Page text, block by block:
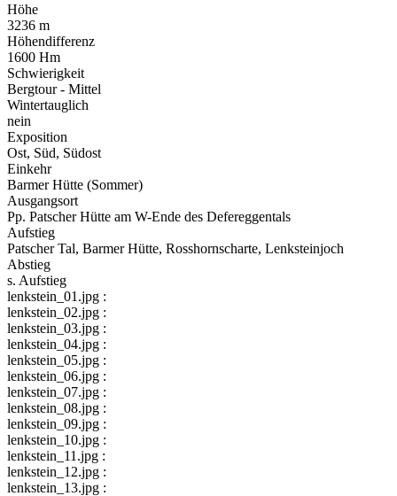
Höhe
3236 m
Höhendifferenz
1600 Hm
Schwierigkeit
Bergtour - Mittel
Wintertauglich
nein
Exposition
Ost, Süd, Südost
Einkehr
Barmer Hütte (Sommer)
Ausgangsort
Pp. Patscher Hütte am W-Ende des Defereggentals
Aufstieg
Patscher Tal, Barmer Hütte, Rosshornscharte, Lenksteinjoch
Abstieg
s. Aufstieg
lenkstein_01.jpg :
lenkstein_02.jpg :
lenkstein_03.jpg :
lenkstein_04.jpg :
lenkstein_05.jpg :
lenkstein_06.jpg :
lenkstein_07.jpg :
lenkstein_08.jpg :
lenkstein_09.jpg :
lenkstein_10.jpg :
lenkstein_11.jpg :
lenkstein_12.jpg :
lenkstein_13.jpg :